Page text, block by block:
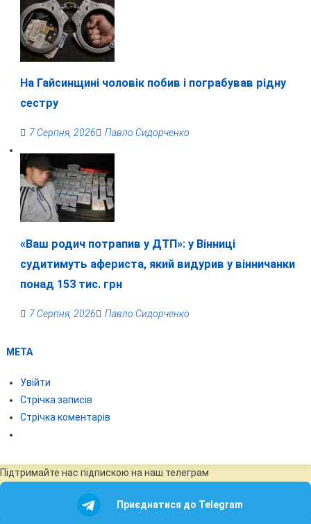
На Гайсинщині чоловік побив і пограбував рідну
сестру
7 Серпня, 2026 Павло Сидорченко
«Ваш родич потрапив у ДТП»: у Вінниці
судитимуть афериста, який видурив у вінничанки
понад 153 тис. грн
7 Серпня, 2026 Павло Сидорченко
МЕТА
Увійти
Стрічка записів
Стрічка коментарів
Підтримайте нас підпискою на наш телеграм
Приєднатися до Telegram